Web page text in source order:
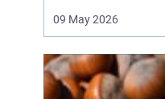
undtagelse. De små,
dukker ofte op i nye
boliger, renoverede
09 May 2026